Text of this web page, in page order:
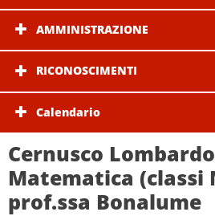
AMMINISTRAZIONE
RICONOSCIMENTI
Calendario
Cernusco
Matematica (classi
prof.ssa Bonalume